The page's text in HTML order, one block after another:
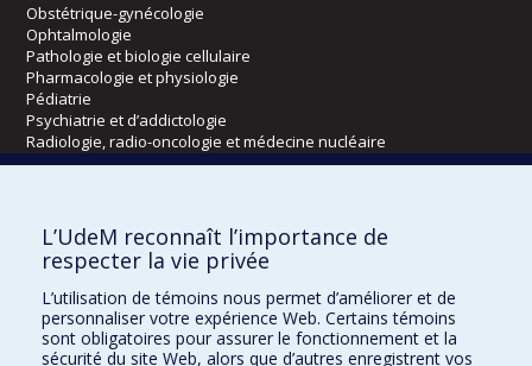
Obstétrique-gynécologie
Ophtalmologie
Pathologie et biologie cellulaire
Pharmacologie et physiologie
Pédiatrie
Psychiatrie et d’addictologie
Radiologie, radio-oncologie et médecine nucléaire
Kinésiologie et des sciences de l’activité physique
Orthophonie et audiologie
Réadaptation
Directions
L’UdeM reconnaît l’importance de
respecter la vie privée
L’utilisation de témoins nous permet d’améliorer et de
personnaliser votre expérience Web. Certains témoins
sont obligatoires pour assurer le fonctionnement et la
sécurité du site Web, alors que d’autres enregistrent vos